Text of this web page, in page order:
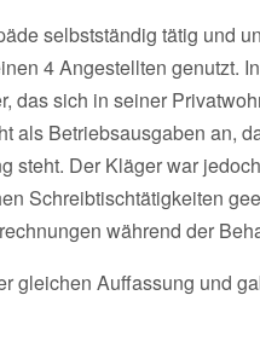
selbstständig tätig und
4 Angestellten genutzt.
das sich in seiner
als Betriebsausgaben an,
steht. Der Kläger war
Schreibtischtätigkeiten
während der
gleichen Auffassung und